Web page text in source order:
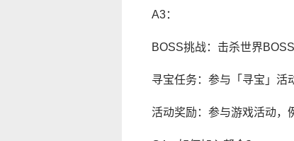
A3：
BOSS挑战：击杀世界
寻宝任务：参与「寻宝」活
活动奖励：参与游戏活动，